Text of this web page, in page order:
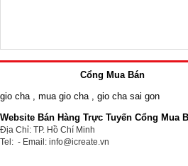
Cổng Mua Bán
gio cha, mua gio cha, gio cha sai gon
Website Bán Hàng Trực Tuyến Cổng Mua
Địa Chỉ: TP. Hồ Chí Minh
Tel: - Email: info@icreate.vn